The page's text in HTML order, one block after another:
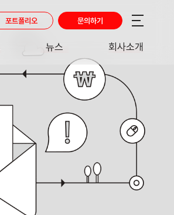
뉴스
NEWS
회사소개
포트폴리오 문의하기